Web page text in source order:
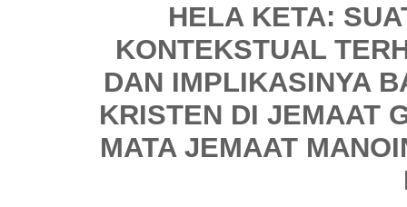
HELA KETA:
KONTEKSTUAL
DAN IMPLIKASINYA
KRISTEN DI JEMAAT
MATA JEMAAT